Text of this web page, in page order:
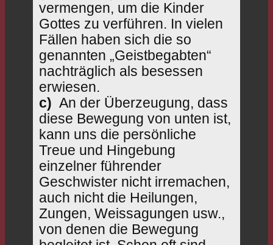
vermengen, um die Kinder
Gottes zu verführen. In vielen
Fällen haben sich die so
genannten „Geistbegabten“
nachträglich als besessen
erwiesen.
c) An der Überzeugung, dass
diese Bewegung von unten ist,
kann uns die persönliche
Treue und Hingebung
einzelner führender
Geschwister nicht irremachen,
auch nicht die Heilungen,
Zungen, Weissagungen usw.,
von denen die Bewegung